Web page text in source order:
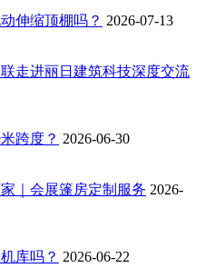
伸缩顶棚吗？ 2026-07-13
走进丽日建筑科技深度交流
跨度？ 2026-06-30
｜会展篷房定制服务 2026-
库吗？ 2026-06-22